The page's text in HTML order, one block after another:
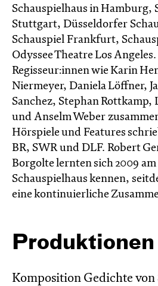
Schauspielhaus in Hamburg,
Stuttgart, Düsseldorfer
Schauspiel Frankfurt,
Odyssee Theatre Los
Regisseur:innen wie Karin
Niermeyer, Daniela Löffner,
Sanchez, Stephan Rottkamp,
und Anselm Weber
Hörspiele und Features
BR, SWR und DLF. Robert
Borgolte lernten sich 2009
Schauspielhaus kennen,
eine kontinuierliche
Produktionen
Komposition Gedichte von